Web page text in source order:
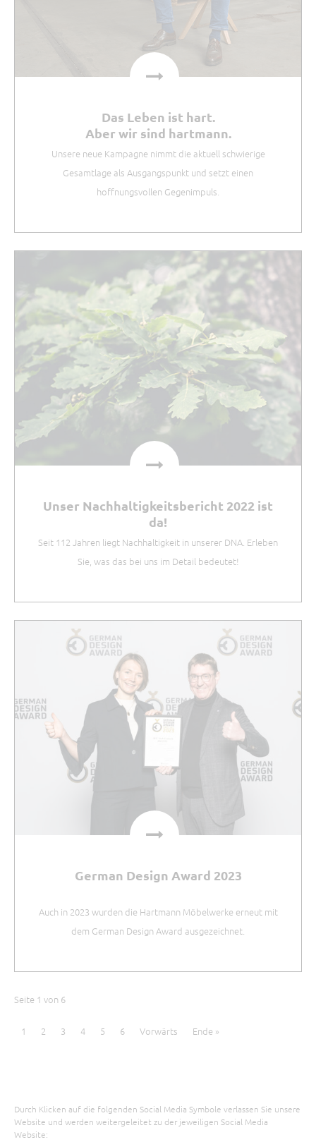
Das Leben ist hart.
Aber wir sind hartmann.
Unsere neue Kampagne nimmt die aktuell schwierige
Gesamtlage als Ausgangspunkt und setzt einen
hoffnungsvollen Gegenimpuls.
Unser Nachhaltigkeitsbericht 2022 ist
da!
Seit 112 Jahren liegt Nachhaltigkeit in unserer DNA. Erleben
Sie, was das bei uns im Detail bedeutet!
German Design Award 2023
Auch in 2023 wurden die Hartmann Möbelwerke erneut mit
dem German Design Award ausgezeichnet.
Seite 1 von 6
1 2 3 4 5 6 Vorwärts Ende »
Durch Klicken auf die folgenden Social Media Symbole verlassen Sie unsere
Website und werden weitergeleitet zu der jeweiligen Social Media
Website: